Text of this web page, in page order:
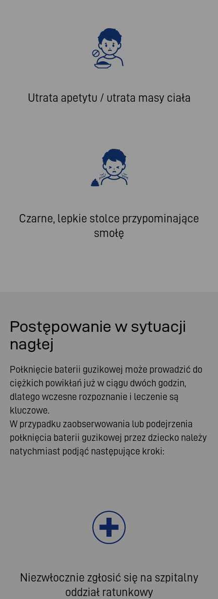
Utrata apetytu / utrata masy ciała
Czarne, lepkie stolce przypominające
smołę
Postępowanie w sytuacji
nagłej
Połknięcie baterii guzikowej może prowadzić do
ciężkich powikłań już w ciągu dwóch godzin,
dlatego wczesne rozpoznanie i leczenie są
kluczowe.
W przypadku zaobserwowania lub podejrzenia
połknięcia baterii guzikowej przez dziecko należy
natychmiast podjąć następujące kroki:
Niezwłocznie zgłosić się na szpitalny
oddział ratunkowy